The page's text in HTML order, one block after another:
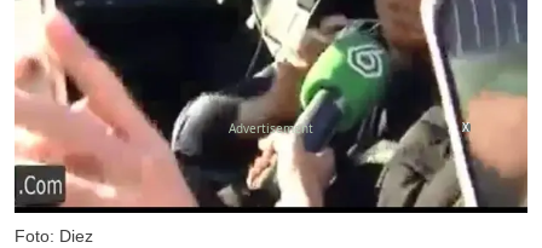
Foto: Diez
X